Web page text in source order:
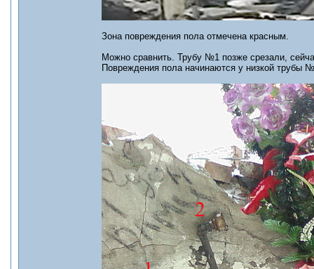
Зона повреждения пола отмечена красным.
Можно сравнить. Трубу №1 позже срезали,
Повреждения пола начинаются у низкой трубы